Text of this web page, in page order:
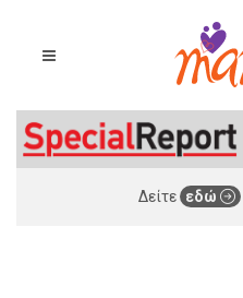
Δείτε εδώ